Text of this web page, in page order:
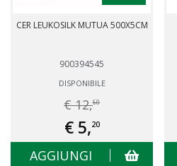
CER LEUKOSILK MUTUA 500X5CM
900394545
DISPONIBILE
€ 12,60
€ 5,20
AGGIUNGI